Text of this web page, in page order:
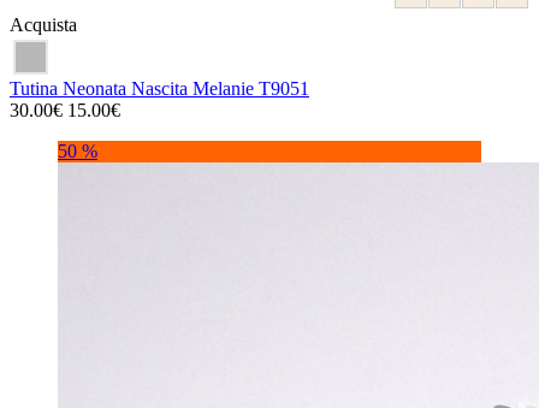
Acquista
Tutina Neonata Nascita Melanie T9051
30.00€ 15.00€
50 %